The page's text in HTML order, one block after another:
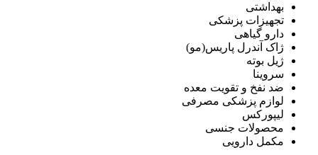
بهداشتی
تجهیزات پزشکی
دارو گیاهی
ژاک آندرل پاریس(مو)
ژیل بوته
سروینا
ضد نفخ و تقویت معده
لوازم پزشکی مصرفی
لیپورکس
محصولات جنسی
مکمل دارویی